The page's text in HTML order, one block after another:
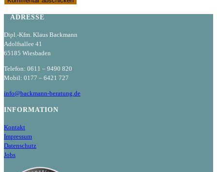
Kommentieren
ein
zum
Kommentieren
ein
(optional)
ADRESSE
Dipl.-Kfm. Klaus Backmann
Adolfsallee 41
65185 Wiesbaden
Telefon: 0611 – 9490 820
Mobil: 0177 – 6421 727
info@backmann-beratung.de
INFORMATION
Kontakt
Impressum
Datenschutz
Jobs